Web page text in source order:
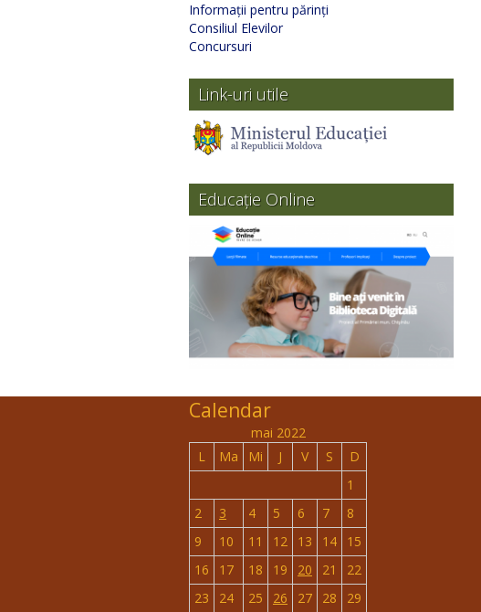
Informații pentru părinți
Consiliul Elevilor
Concursuri
Link-uri utile
Educație Online
Calendar
mai 2022
L
Ma Mi J V S
D
1
2
3 4 5 6 7
8
9
10 11 12 13 14
15
16
17 18 19 20 21
22
23
24 25 26 27 28 29